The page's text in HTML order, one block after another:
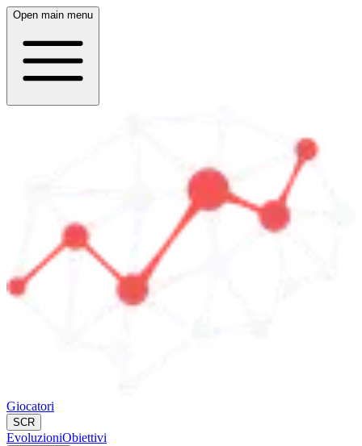
Open main menu
Giocatori
SCR
EvoluzioniObiettivi